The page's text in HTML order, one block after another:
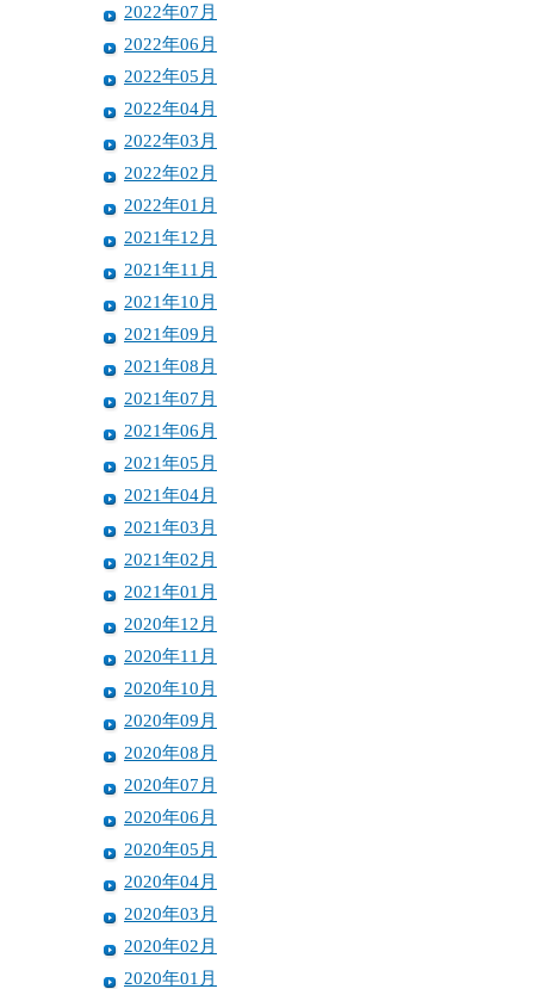
2022年07月
2022年06月
2022年05月
2022年04月
2022年03月
2022年02月
2022年01月
2021年12月
2021年11月
2021年10月
2021年09月
2021年08月
2021年07月
2021年06月
2021年05月
2021年04月
2021年03月
2021年02月
2021年01月
2020年12月
2020年11月
2020年10月
2020年09月
2020年08月
2020年07月
2020年06月
2020年05月
2020年04月
2020年03月
2020年02月
2020年01月